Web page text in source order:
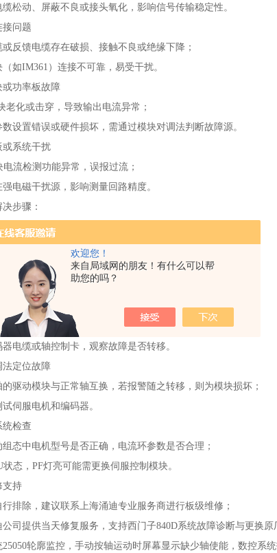
欢迎您！
来自局域网的朋友！有什么可以帮
助您的吗？
松动、屏蔽不良或接头氧化，影响信号传输稳定性。
接问题‌
反馈电缆存在破损、接触不良或绝缘下降；
如IM361）连接不可靠，易受干扰。
或功率板故障‌
老化或击穿，导致输出电流异常；
设置错误或硬件损坏，需通过模块对调法判断故障源。
或系统干扰‌
电流检测功能异常，误报过流；
电磁干扰源，影响测量回路精度。
步骤：
查电机动力线和编码器电缆是否松动、氧化；
并重新紧固，确保接触良好。
件测试‌
表测量三相绕组电阻是否平衡，对地绝缘是否正常；
频电源空载测试电机转动是否平稳；
器电缆或轴控制卡，观察故障是否转移。
法定位故障‌
驱动模块与正常轴互换，若报警随之转移，则为模块损坏；
试伺服电机和编码器。
统检查‌
态中电机型号是否正确，电流环参数是否合理；
状态，PF灯亮可能需更换伺服控制模块。
支持‌
排除，建议联系上海涌迪专业服务商进行板级维修；
公司提供‌当天修复服务‌，支持西门子840D系统故障诊断与更换原
轮廓监控，手动按轴运动时屏幕显示缺少轴使能，数控系